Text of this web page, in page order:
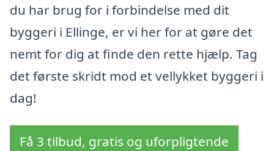
du har brug for i forbindelse med dit
byggeri i Ellinge, er vi her for at gøre det
nemt for dig at finde den rette hjælp. Tag
det første skridt mod et vellykket byggeri i
dag!
Få 3 tilbud, gratis og uforpligtende